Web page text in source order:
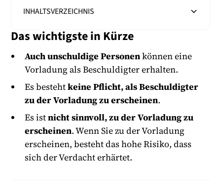
INHALTSVERZEICHNIS
Heading 2
Das wichtigste in Kürze
Auch unschuldige Personenkönnen eine
Vorladung als Beschuldigter erhalten.
Es bestehtkeine Pflicht, als Beschuldigter
zu der Vorladung zu erscheinen.
Es istnicht sinnvoll, zu der Vorladung zu
erscheinen. Wenn Sie zu der Vorladung
erscheinen, besteht das hohe Risiko, dass
sich der Verdacht erhärtet.